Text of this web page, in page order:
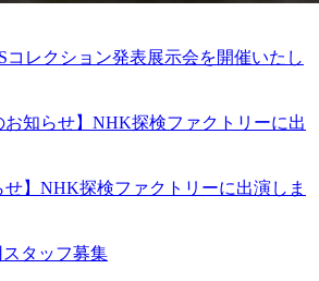
コレクション発表展示会を開催いたし
お知らせ】NHK探検ファクトリーに出
せ】NHK探検ファクトリーに出演しま
スタッフ募集